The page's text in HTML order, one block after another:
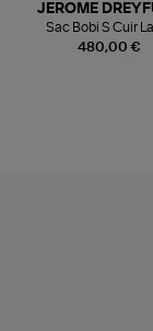
480,00 €
JEROME
Sac Bobi S Cuir
Champagne